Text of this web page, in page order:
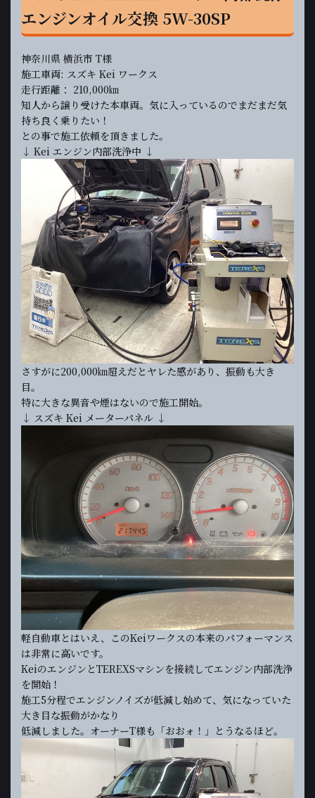
エンジンオイル交換 5W-30SP
神奈川県 横浜市 T様
施工車両: スズキ Kei ワークス
走行距離： 210,000㎞
知人から譲り受けた本車両。気に入っているのでまだまだ気
持ち良く乗りたい！
との事で施工依頼を頂きました。
↓ Kei エンジン内部洗浄中 ↓
さすがに200,000㎞超えだとヤレた感があり、振動も大き
目。
特に大きな異音や煙はないので施工開始。
↓ スズキ Kei メーターパネル ↓
軽自動車とはいえ、このKeiワークスの本来のパフォーマンス
は非常に高いです。
KeiのエンジンとTEREXSマシンを接続してエンジン内部洗浄
を開始！
施工5分程でエンジンノイズが低減し始めて、気になっていた
大き目な振動がかなり
低減しました。オーナーT様も「おおォ！」とうなるほど。